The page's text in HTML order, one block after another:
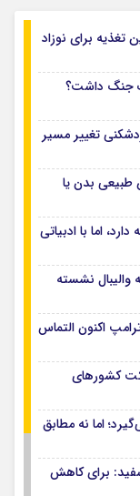
برای نوزاد
جنگ داشت؟
تغییر مسیر
طبیعی بدن یا
اما با ادبیاتی
نشسته
اکنون التماس
کشورهای
اما نه مطابق
برای کاهش